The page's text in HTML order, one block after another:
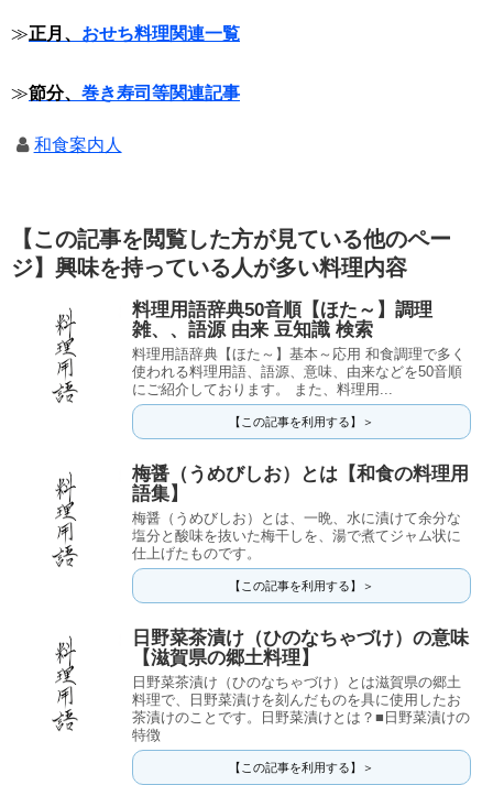
≫正月、 おせち料理関連一覧
≫節分、 巻き寿司等関連記事
和食案内人
【この記事を閲覧した方が見ている他のペー
ジ】興味を持っている人が多い料理内容
料理用語辞典50音順【ほた～】調理
雑、、語源 由来 豆知識 検索
料理用語辞典【ほた～】基本～応用 和食調理で多く
使われる料理用語、語源、意味、由来などを50音順
にご紹介しております。 また、料理用...
【この記事を利用する】＞
梅醤（うめびしお）とは【和食の料理用
語集】
梅醤（うめびしお）とは、一晩、水に漬けて余分な
塩分と酸味を抜いた梅干しを、湯で煮てジャム状に
仕上げたものです。
【この記事を利用する】＞
日野菜茶漬け（ひのなちゃづけ）の意味
【滋賀県の郷土料理】
日野菜茶漬け（ひのなちゃづけ）とは滋賀県の郷土
料理で、日野菜漬けを刻んだものを具に使用したお
茶漬けのことです。日野菜漬けとは？■日野菜漬けの
特徴
【この記事を利用する】＞